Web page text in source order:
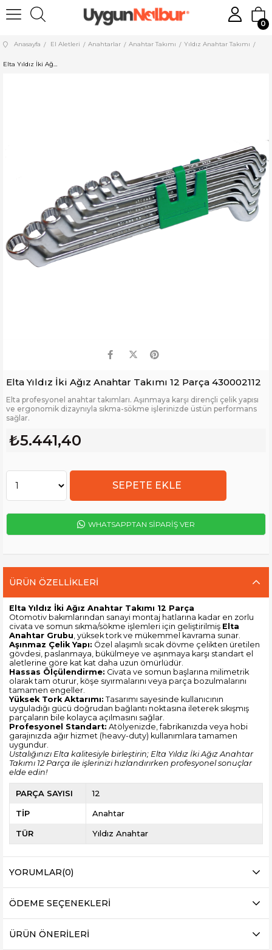
0
Anasayfa El Aletleri Anahtarlar Anahtar Takımı Yıldız Anahtar Takımı
Elta Yıldız İki Ağız Anahtar Takımı 12 Parça 430002112
Elta Yıldız İki Ağız Anahtar Takımı 12 Parça 430002112
Elta profesyonel anahtar takımları. Aşınmaya karşı dirençli çelik yapısı
ve ergonomik dizaynıyla sıkma-sökme işlerinizde üstün performans
sağlar.
₺5.441,40
WHATSAPPTAN SİPARİŞ VER
ÜRÜN ÖZELLIKLERI
Elta Yıldız İki Ağız Anahtar Takımı 12 Parça
Otomotiv bakımlarından sanayi montaj hatlarına kadar en zorlu
civata ve somun sıkma/sökme işlemleri için geliştirilmiş Elta
Anahtar Grubu , yüksek tork ve mükemmel kavrama sunar.
Aşınmaz Çelik Yapı: Özel alaşımlı sıcak dövme çelikten üretilen
gövdesi, paslanmaya, bükülmeye ve aşınmaya karşı standart el
aletlerine göre kat kat daha uzun ömürlüdür.
Hassas Ölçülendirme: Civata ve somun başlarına milimetrik
olarak tam oturur, köşe sıyırmalarını veya parça bozulmalarını
tamamen engeller.
Yüksek Tork Aktarımı: Tasarımı sayesinde kullanıcının
uyguladığı gücü doğrudan bağlantı noktasına ileterek sıkışmış
parçaların bile kolayca açılmasını sağlar.
Profesyonel Standart: Atölyenizde, fabrikanızda veya hobi
garajınızda ağır hizmet (heavy-duty) kullanımlara tamamen
uygundur.
Ustalığınızı Elta kalitesiyle birleştirin; Elta Yıldız İki Ağız Anahtar
Takımı 12 Parça ile işlerinizi hızlandırırken profesyonel sonuçlar
elde edin!
PARÇA SAYISI 12
TİP Anahtar
TÜR Yıldız Anahtar
YORUMLAR(0)
ÖDEME SEÇENEKLERI
ÜRÜN ÖNERILERI